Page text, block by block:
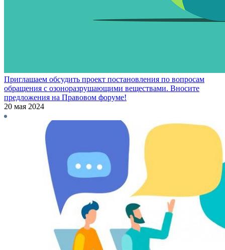
Приглашаем обсудить проект постановления по вопросам
обращения с озоноразрушающими веществами. Вносите
предложения на Правовом форуме!
20 мая 2024